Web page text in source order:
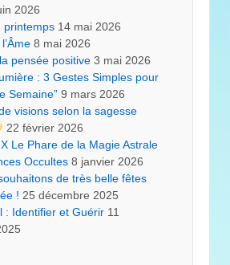
2026
printemps 14 mai 2026
8 mai 2026
pensée positive 3 mai 2026
: 3 Gestes Simples pour
Semaine” 9 mars 2026
visions selon la sagesse
22 février 2026
Le Phare de la Magie Astrale
Occultes 8 janvier 2026
de très belle fêtes
! 25 décembre 2025
: Identifier et Guérir 11